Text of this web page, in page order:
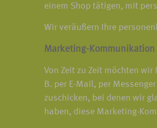
einem Shop tätigen, mit
Wir veräußern Ihre
Marketing-Kommunikation
Von Zeit zu Zeit möchten
B. per E-Mail, per
zuschicken, bei denen wir
haben, diese Marketing-